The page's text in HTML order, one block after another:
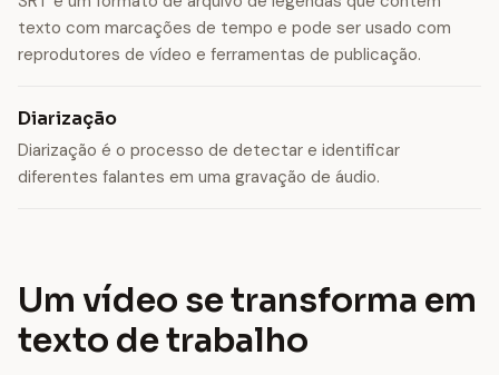
texto com marcações de tempo e pode ser usado com
reprodutores de vídeo e ferramentas de publicação.
Diarização
Diarização é o processo de detectar e identificar
diferentes falantes em uma gravação de áudio.
Um vídeo se transforma em
texto de trabalho